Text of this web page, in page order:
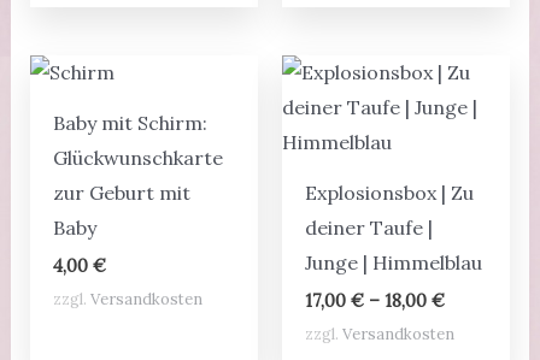
Baby mit Schirm:
Glückwunschkarte
zur Geburt mit
Baby
4,00 €
zzgl. Versandkosten
Explosionsbox | Zu
deiner Taufe |
Junge | Himmelblau
17,00€ –18,00€
zzgl.Versandkosten